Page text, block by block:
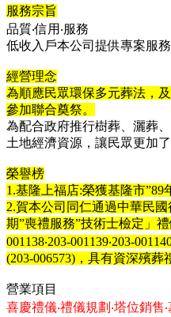
服務宗旨
品質‧信用‧服務
低收入戶本公司提供專案服務
經營理念
為順應民眾環保多元葬法，
參加聯合奠祭。
為配合政府推行樹葬、灑葬
土地經濟資源，讓民眾更加
榮譽榜
1.基隆上福店:榮獲基隆市”89
2.賀本公司同仁通過中華民
期”喪禮服務”技術士檢定」
001138‧203-001139‧203-
(203-006573) ，具有資深殯葬
營業項目
喜慶禮儀‧禮儀規劃‧塔位銷售